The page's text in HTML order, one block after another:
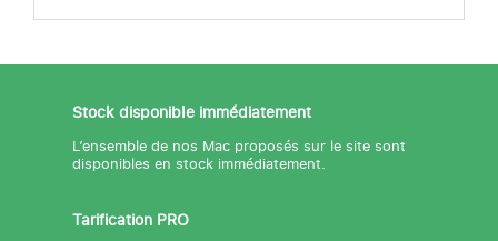
Stock disponible immédiatement
L’ensemble de nos Mac proposés sur le site sont
disponibles en stock immédiatement.
Tarification PRO